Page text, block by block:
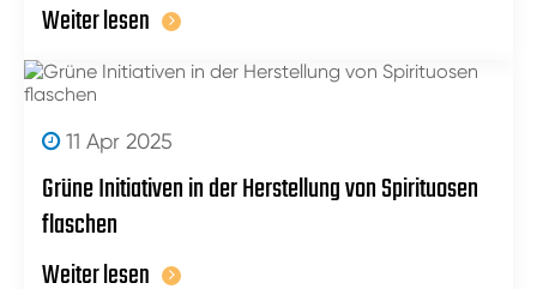
Weiter lesen
11 Apr 2025
Grüne Initiativen in der Herstellung von Spirituosen
flaschen
Weiter lesen